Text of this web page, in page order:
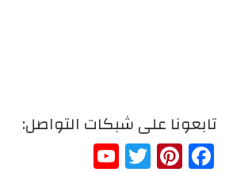
تابعونا على شبكات التواصل:
Facebook
Pinterest
Twitter